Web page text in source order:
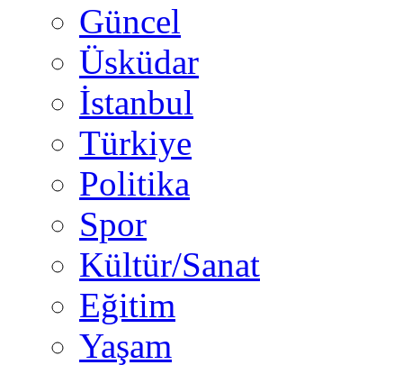
Güncel
Üsküdar
İstanbul
Türkiye
Politika
Spor
Kültür/Sanat
Eğitim
Yaşam